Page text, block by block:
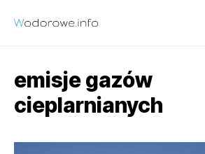
emisje gazów
cieplarnianych